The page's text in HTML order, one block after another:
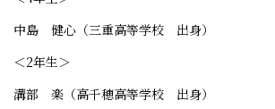
中島 健心（三重高等学校 出身）
＜2年生＞
溝部 楽（高千穂高等学校 出身）